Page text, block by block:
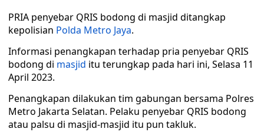
PRIA penyebar QRIS bodong di masjid ditangkap
kepolisian Polda Metro Jaya.
Informasi penangkapan terhadap pria penyebar QRIS
bodong di masjid itu terungkap pada hari ini, Selasa 11
April 2023.
Penangkapan dilakukan tim gabungan bersama Polres
Metro Jakarta Selatan. Pelaku penyebar QRIS bodong
atau palsu di masjid-masjid itu pun takluk.